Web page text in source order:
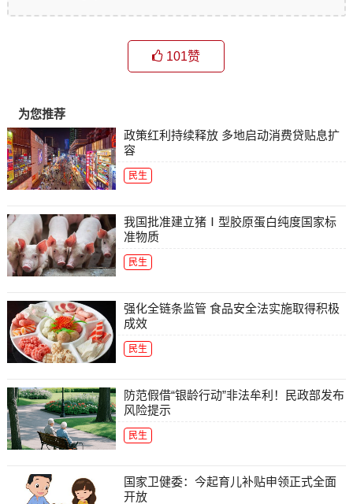
101赞
为您推荐
政策红利持续释放 多地启动消费贷贴息扩
容
民生
我国批准建立猪Ⅰ型胶原蛋白纯度国家标
准物质
民生
强化全链条监管 食品安全法实施取得积极
成效
民生
防范假借“银龄行动”非法牟利！民政部发布
风险提示
民生
国家卫健委：今起育儿补贴申领正式全面
开放